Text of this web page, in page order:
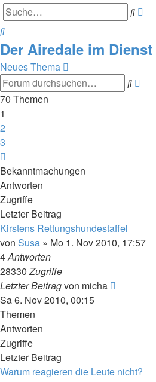
Suche
Suche
Der Airedale im
Neues Thema
Suche
70 Themen
1
2
3
Bekanntmachungen
Antworten
Zugriffe
Letzter Beitrag
Kirstens Rettungshundestaffel
von Susa » Mo 1. Nov 2010, 17:57
4Antworten
28330Zugriffe
Letzter Beitragvon micha
Sa 6. Nov 2010, 00:15
Themen
Antworten
Zugriffe
Letzter Beitrag
Warum reagieren die Leute nicht?